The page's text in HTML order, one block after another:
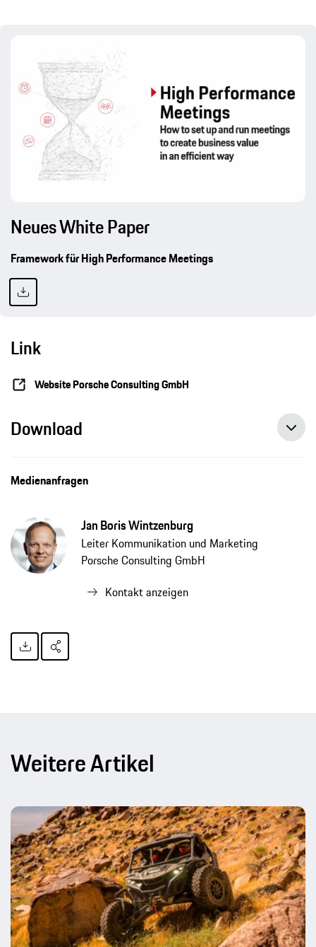
Neues White Paper
Framework für High Performance Meetings
Link
Website Porsche Consulting GmbH
Download
Medienanfragen
Jan Boris Wintzenburg
Leiter Kommunikation und Marketing
Porsche Consulting GmbH
Kontakt anzeigen
Weitere Artikel